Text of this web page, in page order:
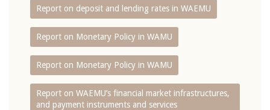
Report on deposit and lending rates in WAEMU
Report on Monetary Policy in WAMU
Report on Monetary Policy in WAMU
Report on WAEMU’s financial market infrastructures,
and payment instruments and services